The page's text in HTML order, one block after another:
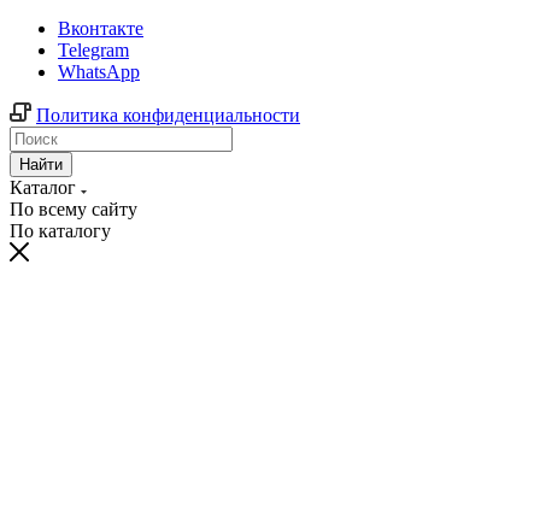
Вконтакте
Telegram
WhatsApp
Политика конфиденциальности
Найти
Каталог
По всему сайту
По каталогу